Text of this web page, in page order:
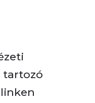
tartozó